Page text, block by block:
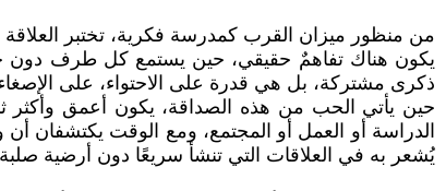
من منظور ميزان القرب كمدرسة فكرية، تختبر العلاقة
يكون هناك تفاهمٌ حقيقي، حين يستمع كل طرف دون
ذكرى مشتركة، بل هي قدرة على الاحتواء، على
حين يأتي الحب من هذه الصداقة، يكون أعمق وأكثر
الدراسة أو العمل أو المجتمع، ومع الوقت يكتشفان
يُشعر به في العلاقات التي تنشأ سريعًا دون أرضية